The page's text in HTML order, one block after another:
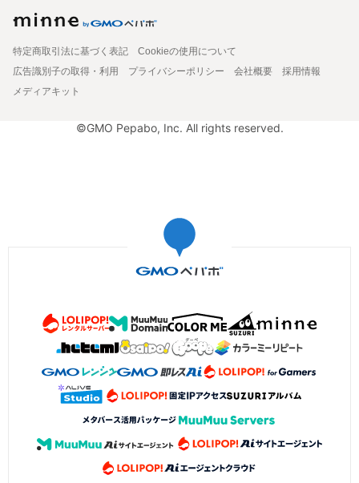
特定商取引法に基づく表記
Cookieの使用について
広告識別子の取得・利用
プライバシーポリシー 会社概要
採用情報
メディアキット
©GMO Pepabo, Inc. All rights reserved.